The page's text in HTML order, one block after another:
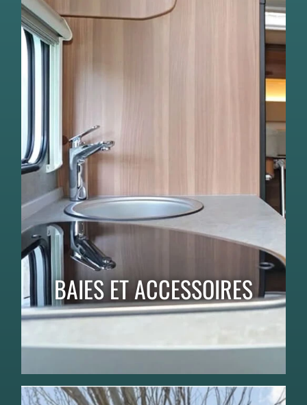
BAIES ET ACCESSOIRES